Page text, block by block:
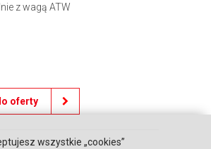
z wagą ATW
oferty
wszystkie „cookies”